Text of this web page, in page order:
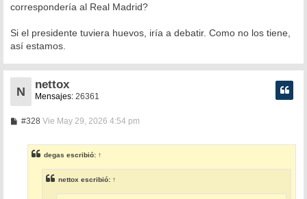
correspondería al Real Madrid?
Si el presidente tuviera huevos, iría a debatir. Como no los tiene,
así estamos.
N
nettox
Mensajes: 26361
#328M
s
a
Vie May 29, 2026 4:54 pm
degas escribió: ↑
nettox escribió: ↑